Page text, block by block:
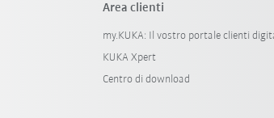
Area clienti
my.KUKA: Il vostro portale clienti
KUKA Xpert
Centro di download